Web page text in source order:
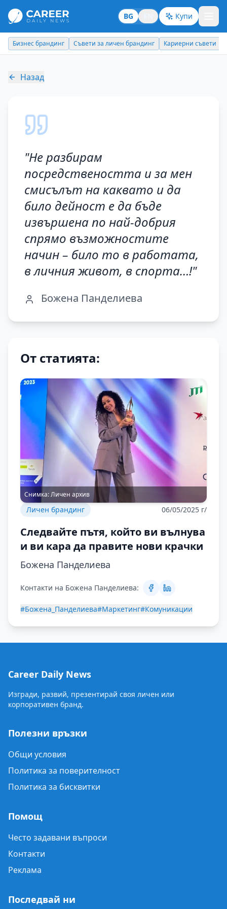
BG Купи
Съвети за личен брандинг Кариерни съвети Новини Нови
Назад
"Не разбирам
посредствеността и за мен
смисълът на каквато и да
било дейност е да бъде
извършена по най-добрия
спрямо възможностите
начин – било то в работата,
в личния живот, в спорта…!"
Божена Панделиева
От статията:
Снимка:Личен архив
Личен брандинг 06/05/2025 г/
Следвайте пътя, който ви вълнува
и ви кара да правите нови крачки
Божена Панделиева
Контакти на Божена Панделиева:
#Божена_Панделиева#Маркетинг#Комуникации
Career Daily News
Изгради, развий, презентирай своя личен или
корпоративен бранд.
Полезни връзки
Общи условия
Политика за поверителност
Политика за бисквитки
Помощ
Често задавани въпроси
Контакти
Реклама
Последвай ни